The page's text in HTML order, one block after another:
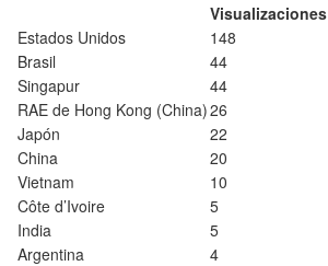
Visualizaciones
Estados Unidos
148
Brasil
44
Singapur
44
RAE de Hong Kong (China)26
Japón
22
China
20
Vietnam
10
Côte d’Ivoire
5
India
5
Argentina
4